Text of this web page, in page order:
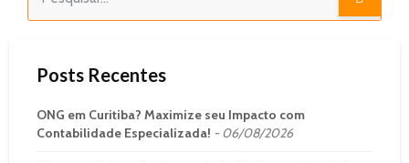
Posts Recentes
ONG em Curitiba? Maximize seu Impacto com
Contabilidade Especializada!
06/08/2026